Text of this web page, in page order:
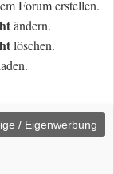
Forum erstellen.
ändern.
löschen.
/ Eigenwerbung